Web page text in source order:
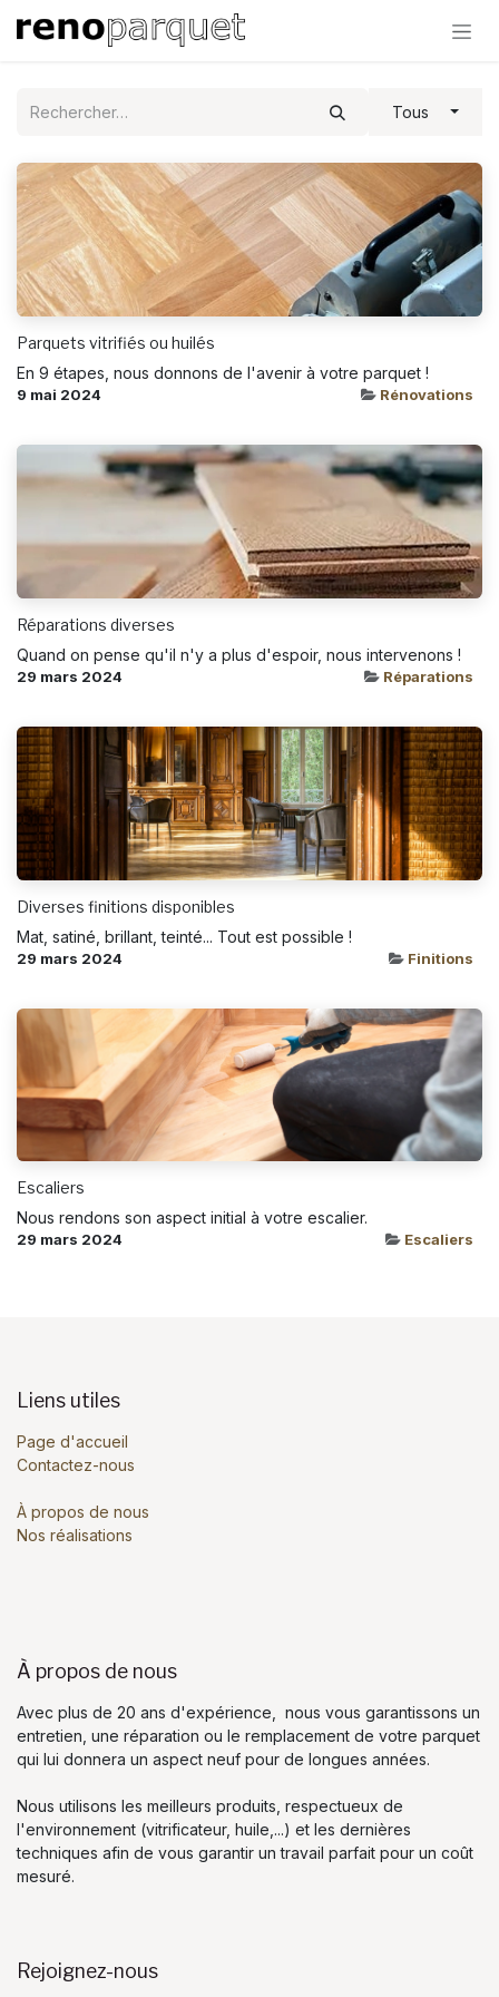
Tous
Parquets vitrifiés ou huilés
En 9 étapes, nous donnons de l'avenir à votre parquet !
9 mai 2024 Rénovations
Réparations diverses
Quand on pense qu'il n'y a plus d'espoir, nous intervenons !
29 mars 2024 Réparations
Diverses finitions disponibles
Mat, satiné, brillant, teinté... Tout est possible !
29 mars 2024 Finitions
Escaliers
Nous rendons son aspect initial à votre escalier.
29 mars 2024 Escaliers
Liens utiles
Page d'accueil
Contactez-nous
À propos de nous
Nos réalisations
À propos de nous
Avec plus de 20 ans d'expérience, nous vous garantissons un
entretien, une réparation ou le remplacement de votre parquet
qui lui donnera un aspect neuf pour de longues années.
Nous utilisons les meilleurs produits, respectueux de
l'environnement (vitrificateur, huile,...) et les dernières
techniques afin de vous garantir un travail parfait pour un coût
mesuré.
Rejoignez-nous